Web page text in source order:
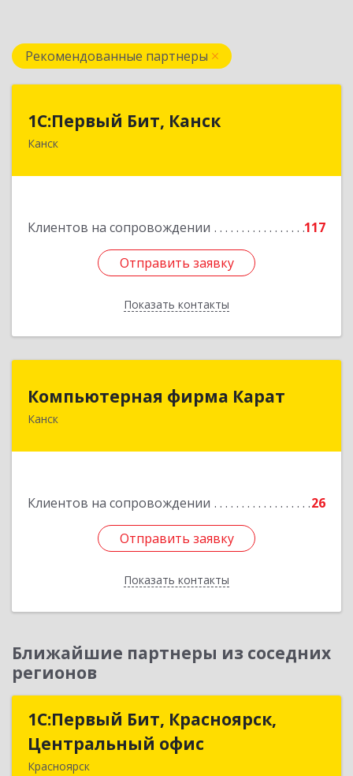
Рекомендованные партнеры
1С:Первый Бит, Канск
Канск
Клиентов на сопровождении 117
Отправить заявку
Показать контакты
Отправить заявку
Назад
Компьютерная фирма Карат
Канск
Клиентов на сопровождении 26
Отправить заявку
Показать контакты
Компьютерная фирма Карат
Отправить заявку
Назад
Ближайшие партнеры из соседних
регионов
1С:Первый Бит, Красноярск,
Центральный офис
Красноярск
1С:Первый Бит, Красноярск,
Центральный офис